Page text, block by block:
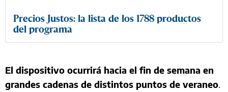
Precios Justos: la lista de los 1788 productos
del programa
El dispositivo ocurrirá hacia el fin de semana en
grandes cadenas de distintos puntos de veraneo.